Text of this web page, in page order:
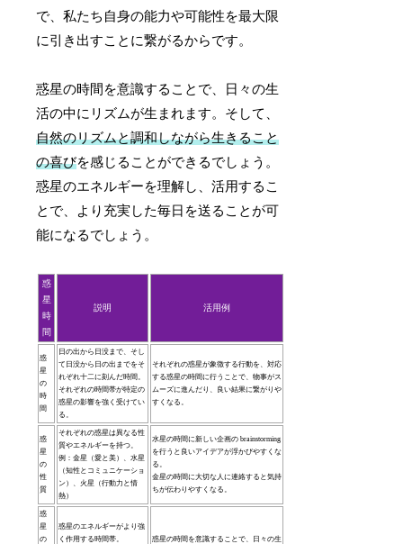
で、私たち自身の能力や可能性を最大限
に引き出すことに繋がるからです。
惑星の時間を意識することで、日々の生
活の中にリズムが生まれます。そして、
自然のリズムと調和しながら生きること
の喜びを感じることができるでしょう。
惑星のエネルギーを理解し、活用するこ
とで、より充実した毎日を送ることが可
能になるでしょう。
惑
星
時
間
説明 活用例
惑
星
の
時
間
日の出から日没まで、そし
て日没から日の出までをそ
れぞれ十二に刻んだ時間。
それぞれの時間帯が特定の
惑星の影響を強く受けてい
る。
それぞれの惑星が象徴する行動を、対応
する惑星の時間に行うことで、物事がス
ムーズに進んだり、良い結果に繋がりや
すくなる。
惑
星
の
性
質
それぞれの惑星は異なる性
質やエネルギーを持つ。
例：金星（愛と美）、水星
（知性とコミュニケーショ
ン）、火星（行動力と情
熱）
水星の時間に新しい企画の brainstorming
を行うと良いアイデアが浮かびやすくな
る。
金星の時間に大切な人に連絡すると気持
ちが伝わりやすくなる。
惑
星
の
惑星のエネルギーがより強
く作用する時間帯。
惑星の時間を意識することで、日々の生